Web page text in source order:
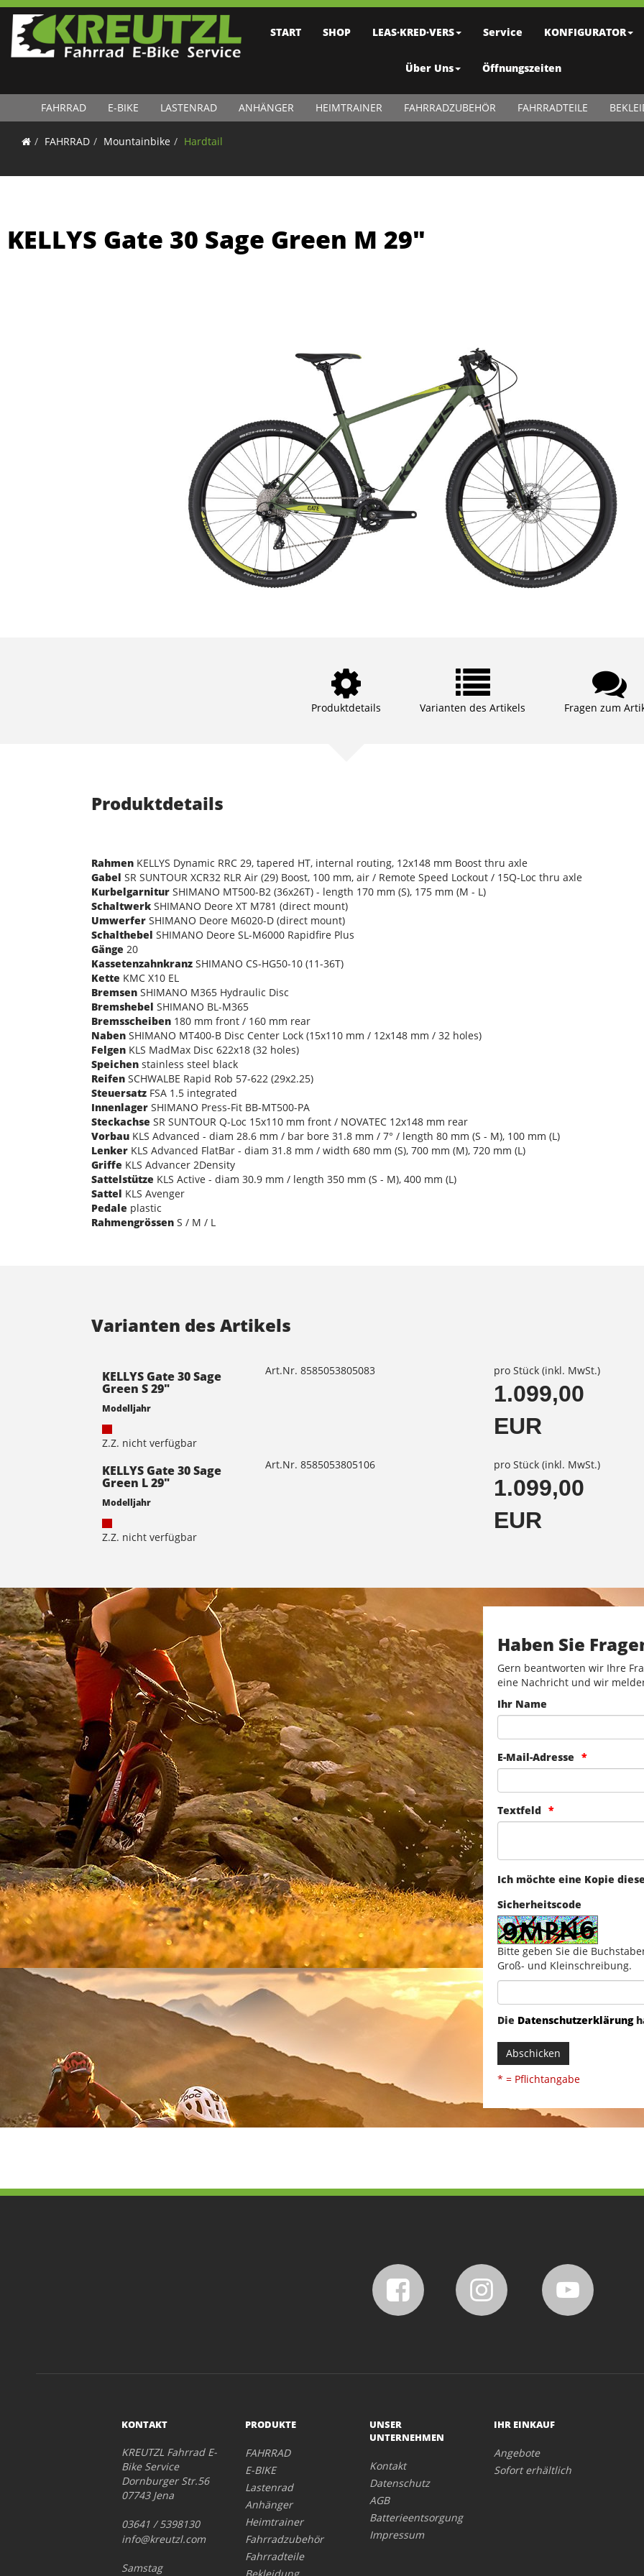
START SHOP LEAS·KRED·VERS Service KONFIGURATOR
Über Uns Öffnungszeiten
FAHRRAD E-BIKE LASTENRAD ANHÄNGER HEIMTRAINER FAHRRADZUBEHÖR FAHRRADTEILE
FAHRRAD Mountainbike Hardtail
KELLYS Gate 30 Sage Green M 29"
Produktdetails Varianten des Artikels Fragen zum
Produktdetails
Rahmen KELLYS Dynamic RRC 29, tapered HT, internal routing, 12x148 mm Boost thru axle
Gabel SR SUNTOUR XCR32 RLR Air (29) Boost, 100 mm, air / Remote Speed Lockout / 15Q-Loc thru axle
Kurbelgarnitur SHIMANO MT500-B2 (36x26T) - length 170 mm (S), 175 mm (M - L)
Schaltwerk SHIMANO Deore XT M781 (direct mount)
Umwerfer SHIMANO Deore M6020-D (direct mount)
Schalthebel SHIMANO Deore SL-M6000 Rapidfire Plus
Gänge 20
Kassetenzahnkranz SHIMANO CS-HG50-10 (11-36T)
Kette KMC X10 EL
Bremsen SHIMANO M365 Hydraulic Disc
Bremshebel SHIMANO BL-M365
Bremsscheiben 180 mm front / 160 mm rear
Naben SHIMANO MT400-B Disc Center Lock (15x110 mm / 12x148 mm / 32 holes)
Felgen KLS MadMax Disc 622x18 (32 holes)
Speichen stainless steel black
Reifen SCHWALBE Rapid Rob 57-622 (29x2.25)
Steuersatz FSA 1.5 integrated
Innenlager SHIMANO Press-Fit BB-MT500-PA
Steckachse SR SUNTOUR Q-Loc 15x110 mm front / NOVATEC 12x148 mm rear
Vorbau KLS Advanced - diam 28.6 mm / bar bore 31.8 mm / 7° / length 80 mm (S - M), 100 mm (L)
Lenker KLS Advanced FlatBar - diam 31.8 mm / width 680 mm (S), 700 mm (M), 720 mm (L)
Griffe KLS Advancer 2Density
Sattelstütze KLS Active - diam 30.9 mm / length 350 mm (S - M), 400 mm (L)
Sattel KLS Avenger
Pedale plastic
Rahmengrössen S / M / L
Varianten des Artikels
KELLYS Gate 30 Sage
Green S 29"
Modelljahr
Z.Z. nicht verfügbar
Art.Nr. 8585053805083 pro Stück (inkl. MwSt.)
1.099,00
EUR
KELLYS Gate 30 Sage
Green L 29"
Modelljahr
Z.Z. nicht verfügbar
Art.Nr. 8585053805106 pro Stück (inkl. MwSt.)
1.099,00
EUR
Haben Sie
Gern beantworten wir Ihre
eine Nachricht und wir
Ihr Name
E-Mail-Adresse
Textfeld
Ich möchte eine Kopie
Sicherheitscode
Bitte geben Sie die
Groß- und Kleinschreibung.
Die Datenschutzerklärung
Abschicken
* = Pflichtangabe
KONTAKT
KREUTZL Fahrrad E-
Bike Service
Dornburger Str.56
07743 Jena
03641 / 5398130
info@kreutzl.com
Samstag
PRODUKTE
FAHRRAD
E-BIKE
Lastenrad
Anhänger
Heimtrainer
Fahrradzubehör
Fahrradteile
UNSER
UNTERNEHMEN
Kontakt
Datenschutz
AGB
Batterieentsorgung
Impressum
IHR EINKAUF
Angebote
Sofort erhältlich